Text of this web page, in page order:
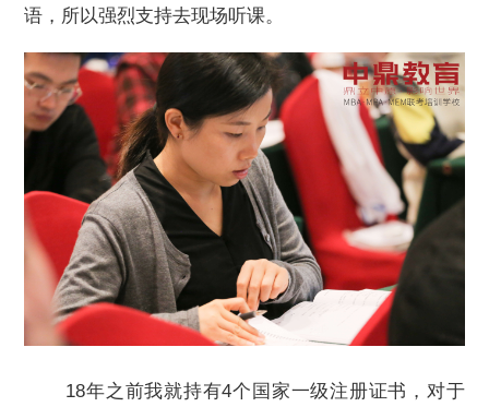
语，所以强烈支持去现场听课。
18年之前我就持有4个国家一级注册证书，对于